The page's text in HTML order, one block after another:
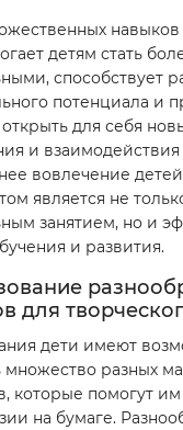
детям стать
способствует
потенциала и
для себя
и
вовлечение
является не
занятием, но и
и развития.
для
дети имеют
множество разных
которые помогут
на бумаге.